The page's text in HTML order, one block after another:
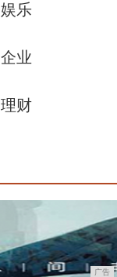
娱乐
企业
理财
广告